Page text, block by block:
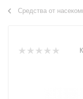
Средства от